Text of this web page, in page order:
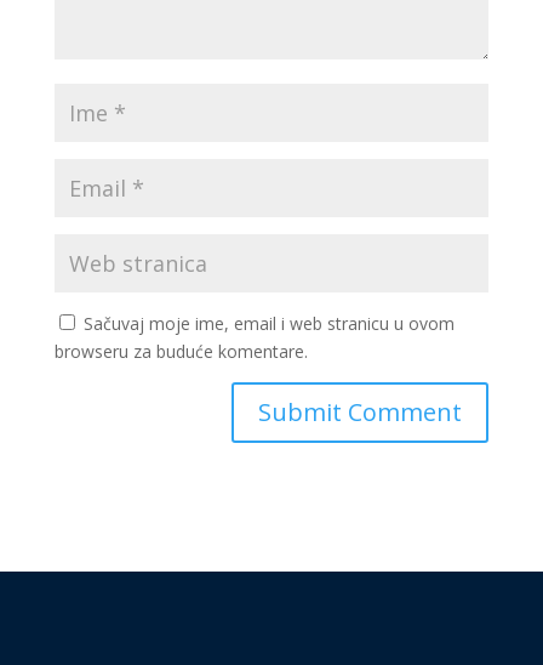
Sačuvaj moje ime, email i web stranicu u ovom
browseru za buduće komentare.